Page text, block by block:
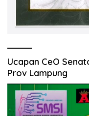
Ucapan CeO
Prov Lampung